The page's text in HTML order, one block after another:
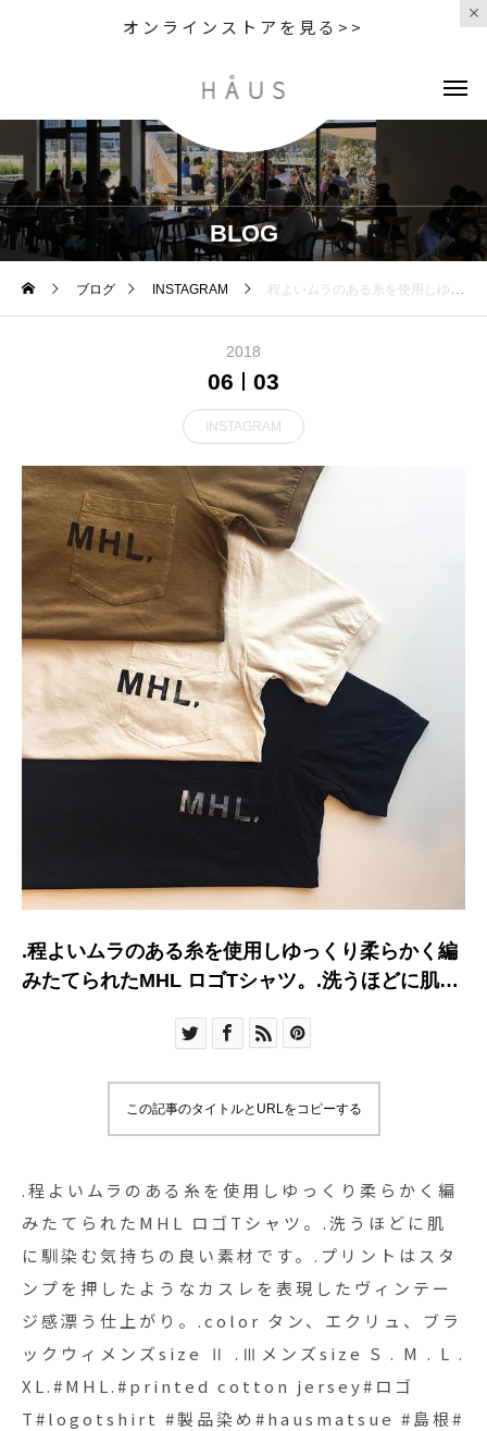
オンラインストアを見る>>
BLOG
ブログ INSTAGRAM .程よいムラのある糸を使用しゆっくり柔らかく編みたてられたMHL ロゴTシャツ。.洗うほどに肌に馴染む気持ちの良い素材です。.プリントはスタンプを押したようなカスレを表現したヴィンテージ感漂う仕上がり。.color タン、エクリュ、ブラックウィメンズsize Ⅱ .Ⅲメンズsize S . M . L . XL.#MHL.#printed cotton jersey#ロゴT#logotshirt #製品染め#hausmatsue #島根#松江
2018
06 03
INSTAGRAM
.程よいムラのある糸を使用しゆっくり柔らかく編
みたてられたMHL ロゴTシャツ。.洗うほどに肌に
プを押したようなカスレを表現したヴィンテージ
クウィメンズsize Ⅱ .Ⅲメンズsize S . M . L .この記事のタイトルとURLをコピーする
.程よいムラのある糸を使用しゆっくり柔らかく編
みたてられたMHL ロゴTシャツ。.洗うほどに肌
に馴染む気持ちの良い素材です。.プリントはスタ
ンプを押したようなカスレを表現したヴィンテー
ジ感漂う仕上がり。.color タン、エクリュ、ブラ
ックウィメンズsize Ⅱ .Ⅲメンズsize S . M . L .
XL.#MHL.#printed cotton jersey#ロゴ
T#logotshirt #製品染め#hausmatsue #島根#